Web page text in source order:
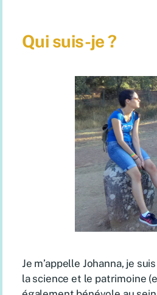
Qui suis-je ?
Je m’appelle Johanna, je
la science et le patrimoine